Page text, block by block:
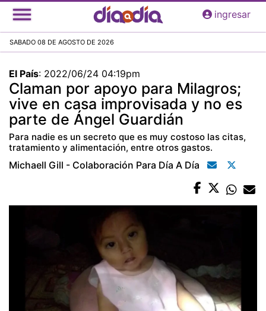
Pasar
al
principal
ingresar
SABADO 08 DE AGOSTO DE 2026
El País: 2022/06/24 04:19pm
Claman por apoyo para Milagros;
vive en casa improvisada y no es
parte de Ángel Guardián
Para nadie es un secreto que es muy costoso las citas,
tratamiento y alimentación, entre otros gastos.
Michaell Gill - Colaboración Para Día A Día